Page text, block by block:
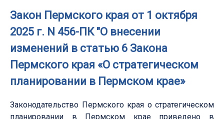
Закон Пермского края от 1 октября
2025 г. N 456-ПК "О внесении
изменений в статью 6 Закона
Пермского края «О стратегическом
планировании в Пермском крае»
Законодательство Пермского края о стратегическом
планировании в Пермском крае приведено в